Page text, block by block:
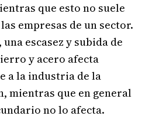
que esto no suele
empresas de un sector.
escasez y subida de
y acero afecta
a la industria de la
mientras que en general
no lo afecta.